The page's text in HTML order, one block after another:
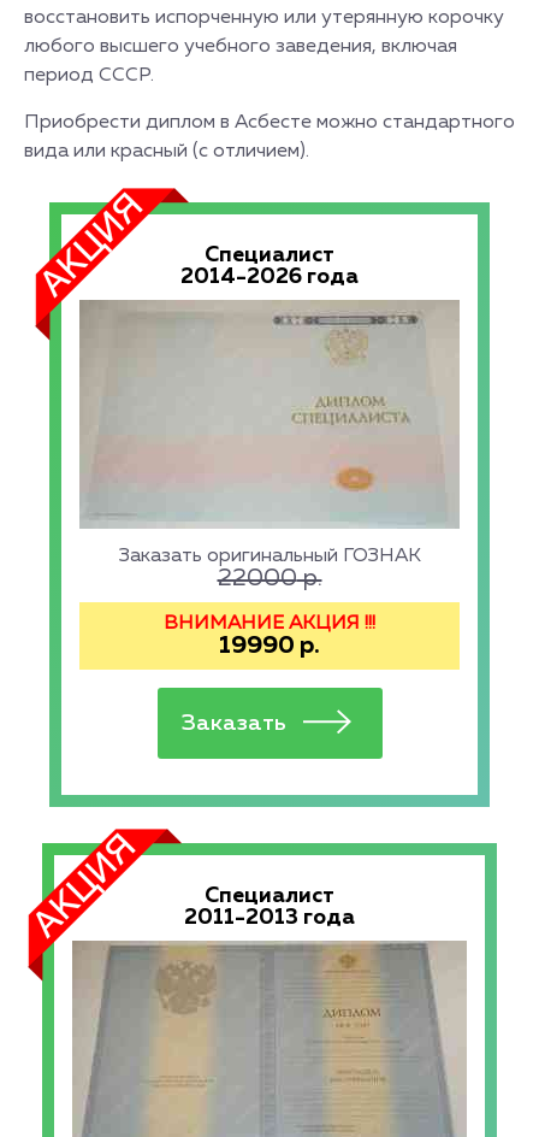
восстановить испорченную или утерянную корочку
любого высшего учебного заведения, включая
период СССР.
Приобрести диплом в Асбесте можно стандартного
вида или красный (с отличием).
Специалист
2014-2026 года
Заказать оригинальный ГОЗНАК
22000р.
ВНИМАНИЕ АКЦИЯ !!!
19990 р.
Специалист
2011-2013 года